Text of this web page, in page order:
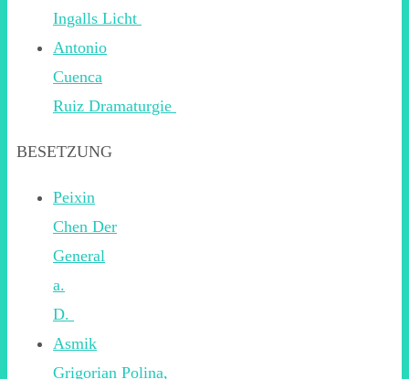
Ingalls Licht
Antonio
Cuenca
Ruiz Dramaturgie
BESETZUNG
Peixin
Chen Der
General
a.
D.
Asmik
Grigorian Polina,